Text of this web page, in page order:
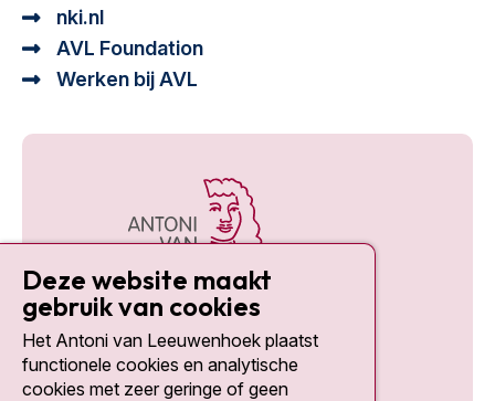
nki.nl
AVL Foundation
Werken bij AVL
Social media
Deze website maakt
gebruik van cookies
Het Antoni van Leeuwenhoek plaatst
functionele cookies en analytische
cookies met zeer geringe of geen